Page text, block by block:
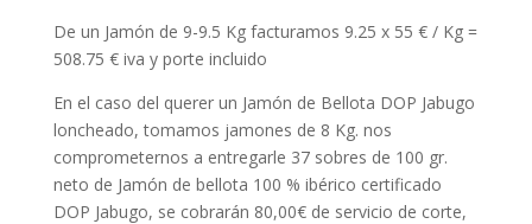
De un Jamón de 9-9.5 Kg facturamos 9.25 x 55 € / Kg =
508.75 € iva y porte incluido
En el caso del querer un Jamón de Bellota DOP Jabugo
loncheado, tomamos jamones de 8 Kg. nos
comprometernos a entregarle 37 sobres de 100 gr.
neto de Jamón de bellota 100 % ibérico certificado
DOP Jabugo, se cobrarán 80,00€ de servicio de corte,